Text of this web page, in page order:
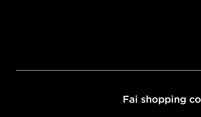
Fai shopping